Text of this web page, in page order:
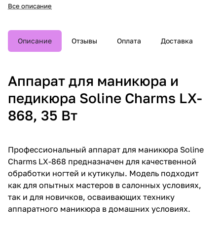
Все описание
Описание Отзывы Оплата Доставка
Аппарат для маникюра и
педикюра Soline Charms LX-
868, 35 Вт
Профессиональный аппарат для маникюра Soline
Charms LX-868 предназначен для качественной
обработки ногтей и кутикулы. Модель подходит
как для опытных мастеров в салонных условиях,
так и для новичков, осваивающих технику
аппаратного маникюра в домашних условиях.